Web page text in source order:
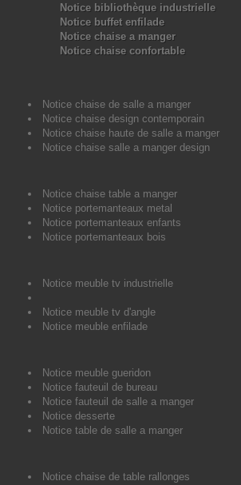
Notice bibliothèque industrielle
Notice buffet enfilade
Notice chaise a manger
Notice chaise confortable
Notice chaise de salle a manger
Notice chaise design contemporain
Notice chaise haute de salle a manger
Notice chaise salle a manger design
Notice chaise table a manger
Notice portemanteaux metal
Notice portemanteaux enfants
Notice portemanteaux bois
Notice meuble tv industrielle
Notice meuble tv d'angle
Notice meuble enfilade
Notice meuble gueridon
Notice fauteuil de bureau
Notice fauteuil de salle a manger
Notice desserte
Notice table de salle a manger
Notice chaise de table rallonges